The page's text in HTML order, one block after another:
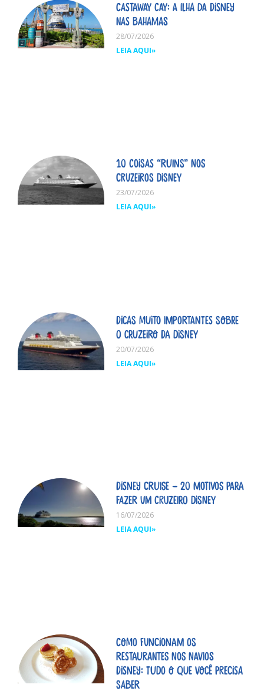
Castaway Cay: A ilha da Disney
nas Bahamas
28/07/2026
LEIA AQUI»
10 coisas “ruins” nos
cruzeiros Disney
23/07/2026
LEIA AQUI»
Dicas MUITO importantes sobre
o cruzeiro da Disney
20/07/2026
LEIA AQUI»
Disney Cruise – 20 motivos para
fazer um cruzeiro Disney
16/07/2026
LEIA AQUI»
Como funcionam os
restaurantes nos navios
Disney: tudo o que você precisa
saber